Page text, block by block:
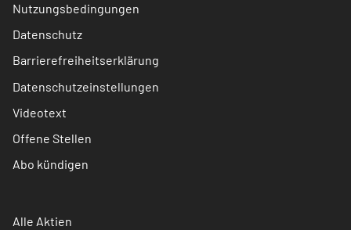
Nutzungsbedingungen
Datenschutz
Barrierefreiheitserklärung
Datenschutzeinstellungen
Videotext
Offene Stellen
Abo kündigen
Alle Aktien